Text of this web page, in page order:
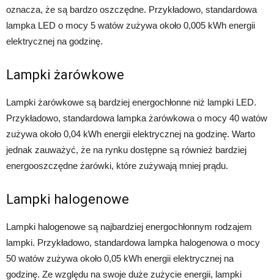
oznacza, że są bardzo oszczędne. Przykładowo, standardowa
lampka LED o mocy 5 watów zużywa około 0,005 kWh energii
elektrycznej na godzinę.
Lampki żarówkowe
Lampki żarówkowe są bardziej energochłonne niż lampki LED.
Przykładowo, standardowa lampka żarówkowa o mocy 40 watów
zużywa około 0,04 kWh energii elektrycznej na godzinę. Warto
jednak zauważyć, że na rynku dostępne są również bardziej
energooszczędne żarówki, które zużywają mniej prądu.
Lampki halogenowe
Lampki halogenowe są najbardziej energochłonnym rodzajem
lampki. Przykładowo, standardowa lampka halogenowa o mocy
50 watów zużywa około 0,05 kWh energii elektrycznej na
godzinę. Ze względu na swoje duże zużycie energii, lampki